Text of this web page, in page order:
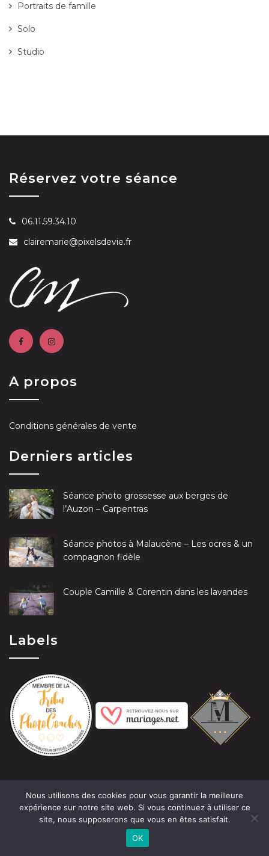
Portraits de famille
Solo
Studio
Réservez votre séance
06.11.59.34.10
clairemarie@pixelsdevie.fr
A propos
Conditions générales de vente
Derniers articles
Séance photo grossesse aux berges de
l’Auzon – Carpentras
Séance photos à Malaucène – Les ocres & un
compagnon fidèle
Couple Camille & Corentin dans les lavandes
Labels
© 2019 Claire-Marie Tramier-David - Photographe Les
photos présentes sur ce site ne sont pas libres de droits.
Nous utilisons des cookies pour vous garantir la meilleure
expérience sur notre site web. Si vous continuez à utiliser ce
site, nous supposerons que vous en êtes satisfait.
OK